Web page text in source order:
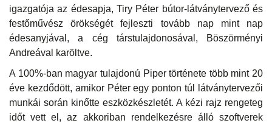
igazgatója az édesapja, Tiry Péter bútor-látványtervező és
festőművész örökségét fejleszti tovább nap mint nap
édesanyjával, a cég társtulajdonosával, Böszörményi
Andreával karöltve.
A 100%-ban magyar tulajdonú Piper története több mint 20
éve kezdődött, amikor Péter egy ponton túl látványtervezői
munkái során kinőtte eszközkészletét. A kézi rajz rengeteg
időt vett el, az akkoriban rendelkezésre álló szoftverek